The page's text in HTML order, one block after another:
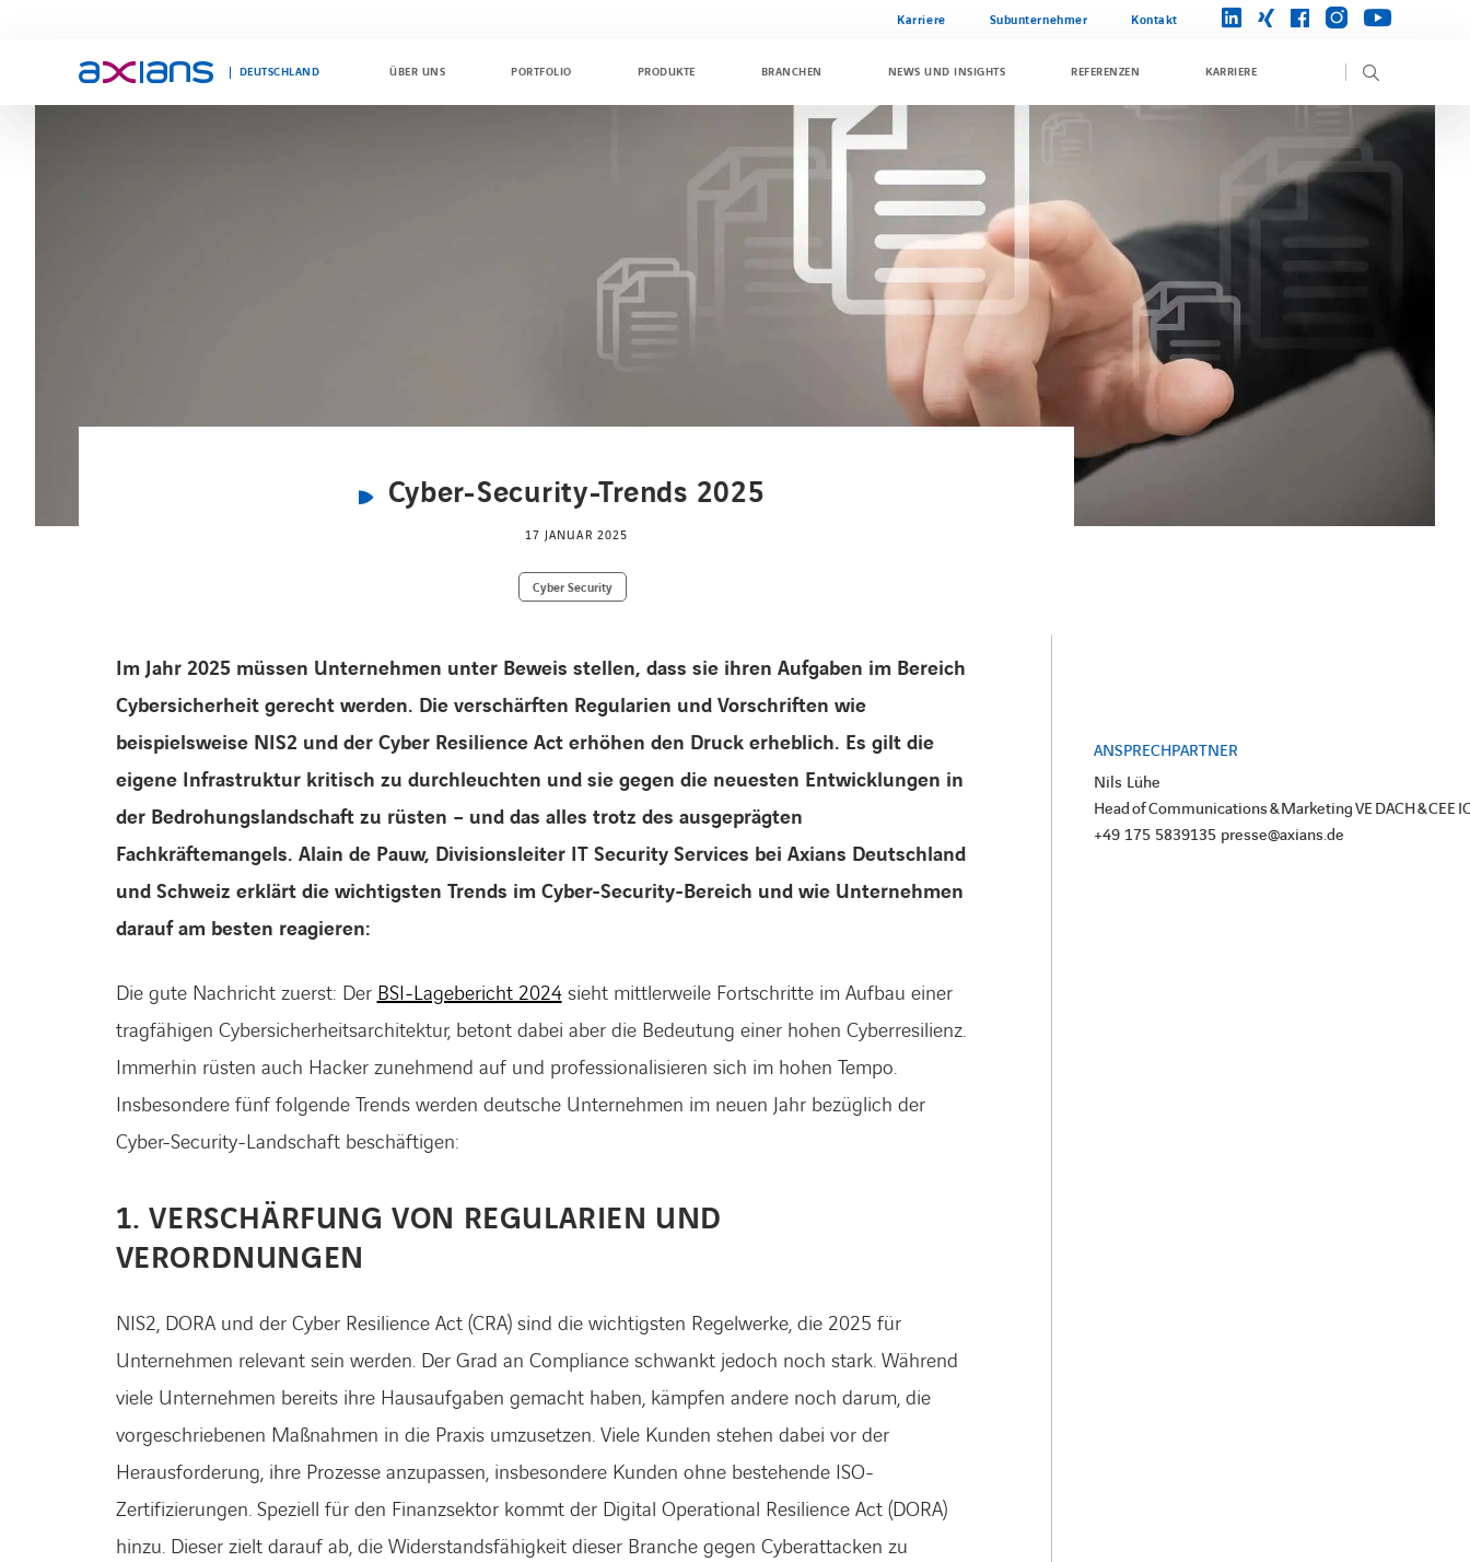
Karriere Subunternehmer Kontakt linkedin
xing facebookinstagramyoutube
DEUTSCHLAND ÜBER UNS PORTFOLIO PRODUKTE BRANCHEN NEWS UND INSIGHTS REFERENZEN KARRIERE
Cyber-Security-Trends 2025
17 JANUAR 2025
Cyber Security
ANSPRECHPARTNER
Nils Lühe
Head of Communications & Marketing VE DACH & CEE
+49 175 5839135 presse@axians.de
Im Jahr 2025 müssen Unternehmen unter Beweis stellen, dass sie ihren Aufgaben im Bereich
Cybersicherheit gerecht werden. Die verschärften Regularien und Vorschriften wie
beispielsweise NIS2 und der Cyber Resilience Act erhöhen den Druck erheblich. Es gilt die
eigene Infrastruktur kritisch zu durchleuchten und sie gegen die neuesten Entwicklungen in
der Bedrohungslandschaft zu rüsten – und das alles trotz des ausgeprägten
Fachkräftemangels. Alain de Pauw, Divisionsleiter IT Security Services bei Axians Deutschland
und Schweiz erklärt die wichtigsten Trends im Cyber-Security-Bereich und wie Unternehmen
darauf am besten reagieren:
Die gute Nachricht zuerst: Der BSI-Lagebericht 2024sieht mittlerweile Fortschritte im Aufbau einer
tragfähigen Cybersicherheitsarchitektur, betont dabei aber die Bedeutung einer hohen Cyberresilienz.
Immerhin rüsten auch Hacker zunehmend auf und professionalisieren sich im hohen Tempo.
Insbesondere fünf folgende Trends werden deutsche Unternehmen im neuen Jahr bezüglich der
Cyber-Security-Landschaft beschäftigen:
1. VERSCHÄRFUNG VON REGULARIEN UND
VERORDNUNGEN
NIS2, DORA und der Cyber Resilience Act (CRA) sind die wichtigsten Regelwerke, die 2025 für
Unternehmen relevant sein werden. Der Grad an Compliance schwankt jedoch noch stark. Während
viele Unternehmen bereits ihre Hausaufgaben gemacht haben, kämpfen andere noch darum, die
vorgeschriebenen Maßnahmen in die Praxis umzusetzen. Viele Kunden stehen dabei vor der
Herausforderung, ihre Prozesse anzupassen, insbesondere Kunden ohne bestehende ISO-
Zertifizierungen. Speziell für den Finanzsektor kommt der Digital Operational Resilience Act (DORA)
hinzu. Dieser zielt darauf ab, die Widerstandsfähigkeit dieser Branche gegen Cyberattacken zu